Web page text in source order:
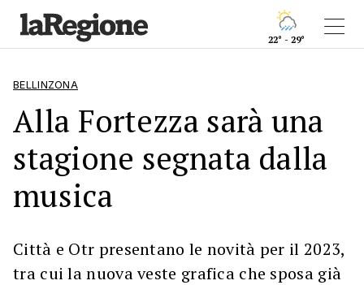
22° - 29°
BELLINZONA
Alla Fortezza sarà una
stagione segnata dalla
musica
Città e Otr presentano le novità per il 2023,
tra cui la nuova veste grafica che sposa già